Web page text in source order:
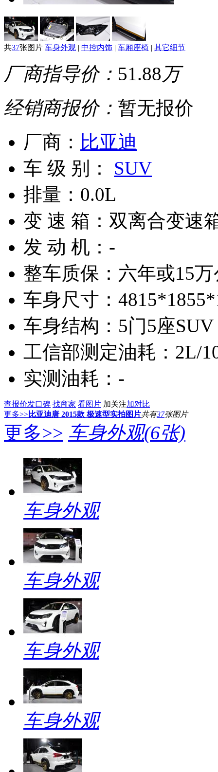
共37张图片 车身外观 | 中控内饰 | 车厢座椅 | 其它细节
厂商指导价： 51.88 万
经销商报价： 暂无报价
厂商： 比亚迪
车 级 别：
SUV
排量： 0.0L
变 速 箱： 双离合变速
发 动 机： -
整车质保： 六年或15
车身尺寸：
车身结构： 5门5座SUV
工信部测定油耗： 2L/
实测油耗： -
查报价发口碑 找商家 看图片 加关注加对比
更多>>比亚迪唐 2015款 极速型实拍图片共有37张图片
更多>> 车身外观(6张)
车身外观
车身外观
车身外观
车身外观